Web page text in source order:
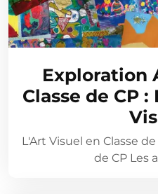
Exploration
Classe de CP :
L'Art Visuel en Classe
de CP Les